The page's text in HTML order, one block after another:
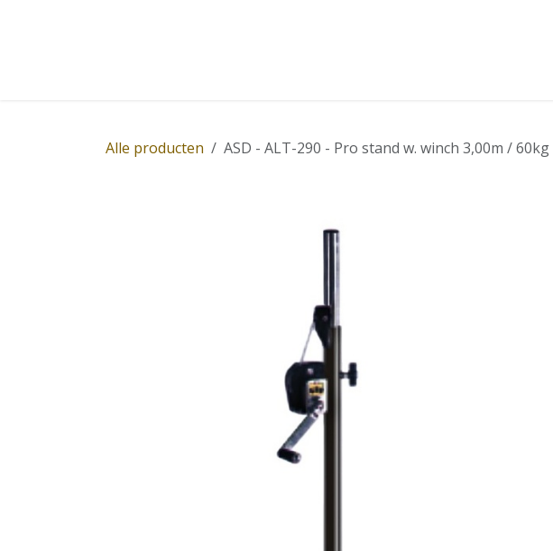
Alle producten ASD - ALT-290 - Pro stand w. winch 3,00m / 60kg